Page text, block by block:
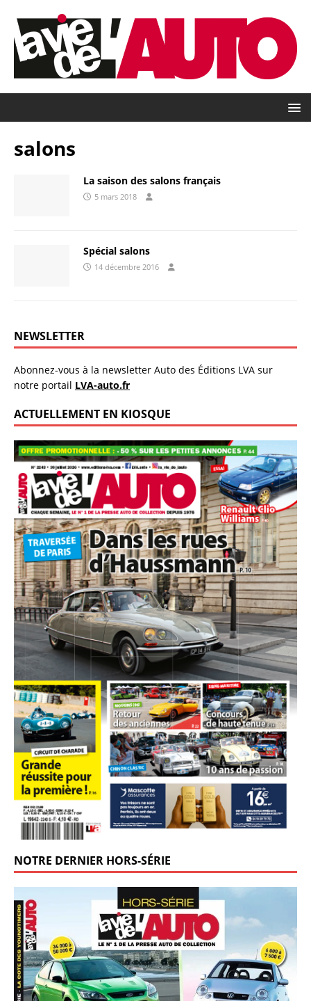
salons
La saison des salons français
5 mars 2018
Spécial salons
14 décembre 2016
NEWSLETTER
Abonnez-vous à la newsletter Auto des Éditions LVA sur
notre portail LVA-auto.fr
ACTUELLEMENT EN KIOSQUE
NOTRE DERNIER HORS-SÉRIE